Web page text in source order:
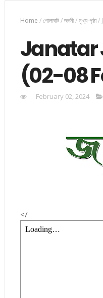
Home /গোলাঘাট/জননী/মুখ্য-পৃষ্ঠা/
Janatar
(02-08
February 02, 2024
</